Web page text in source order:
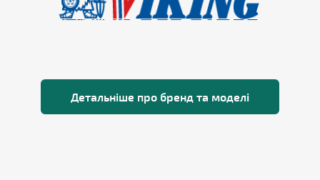
Детальніше про бренд та моделі